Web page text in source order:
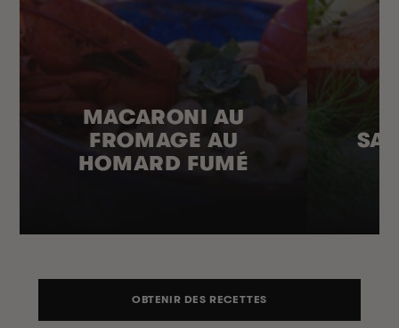
MACARONI AU
FROMAGE AU
HOMARD FUMÉ
OBTENIR DES RECETTES